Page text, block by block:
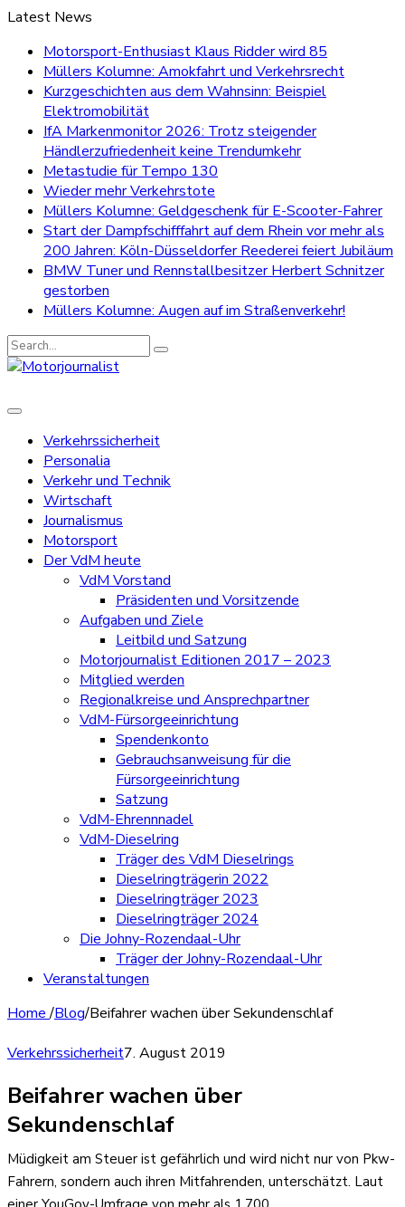
Latest News
Motorsport-Enthusiast Klaus Ridder wird 85
Müllers Kolumne: Amokfahrt und Verkehrsrecht
Kurzgeschichten aus dem Wahnsinn: Beispiel
Elektromobilität
IfA Markenmonitor 2026: Trotz steigender
Händlerzufriedenheit keine Trendumkehr
Metastudie für Tempo 130
Wieder mehr Verkehrstote
Müllers Kolumne: Geldgeschenk für E-Scooter-Fahrer
Start der Dampfschifffahrt auf dem Rhein vor mehr als
200 Jahren: Köln-Düsseldorfer Reederei feiert Jubiläum
BMW Tuner und Rennstallbesitzer Herbert Schnitzer
gestorben
Müllers Kolumne: Augen auf im Straßenverkehr!
Search
for:
Verkehrssicherheit
Personalia
Verkehr und Technik
Wirtschaft
Journalismus
Motorsport
Der VdM heute
VdM Vorstand
Präsidenten und Vorsitzende
Aufgaben und Ziele
Leitbild und Satzung
Motorjournalist Editionen 2017 – 2023
Mitglied werden
Regionalkreise und Ansprechpartner
VdM-Fürsorgeeinrichtung
Spendenkonto
Gebrauchsanweisung für die
Fürsorgeeinrichtung
Satzung
VdM-Ehrennnadel
VdM-Dieselring
Träger des VdM Dieselrings
Dieselringträgerin 2022
Dieselringträger 2023
Dieselringträger 2024
Die Johny-Rozendaal-Uhr
Träger der Johny-Rozendaal-Uhr
Veranstaltungen
Home/Blog/Beifahrer wachen über Sekundenschlaf
Verkehrssicherheit7. August 2019
Beifahrer wachen über
Sekundenschlaf
Müdigkeit am Steuer ist gefährlich und wird nicht nur von Pkw-
Fahrern, sondern auch ihren Mitfahrenden, unterschätzt. Laut